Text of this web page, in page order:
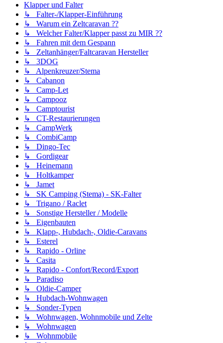
Klapper und Falter
↳ Falter-/Klapper-Einführung
↳ Warum ein Zeltcaravan ??
↳ Welcher Falter/Klapper passt zu MIR ??
↳ Fahren mit dem Gespann
↳ Zeltanhänger/Faltcaravan Hersteller
↳ 3DOG
↳ Alpenkreuzer/Stema
↳ Cabanon
↳ Camp-Let
↳ Campooz
↳ Camptourist
↳ CT-Restaurierungen
↳ CampWerk
↳ CombiCamp
↳ Dingo-Tec
↳ Gordigear
↳ Heinemann
↳ Holtkamper
↳ Jamet
↳ SK Camping (Stema) - SK-Falter
↳ Trigano / Raclet
↳ Sonstige Hersteller / Modelle
↳ Eigenbauten
↳ Klapp-, Hubdach-, Oldie-Caravans
↳ Esterel
↳ Rapido - Orline
↳ Casita
↳ Rapido - Confort/Record/Export
↳ Paradiso
↳ Oldie-Camper
↳ Hubdach-Wohnwagen
↳ Sonder-Typen
↳ Wohnwagen, Wohnmobile und Zelte
↳ Wohnwagen
↳ Wohnmobile